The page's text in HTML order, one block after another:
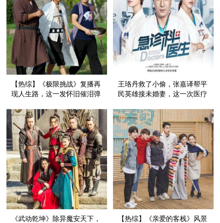
【热综】《极限挑战》复播再
现人生路，这一发怀旧催泪弹
王珞丹救了小偷，张嘉译帮平
民英雄接未婚妻，这一次医疗
《武动乾坤》除异魔安天下，
【热综】《亲爱的客栈》风景